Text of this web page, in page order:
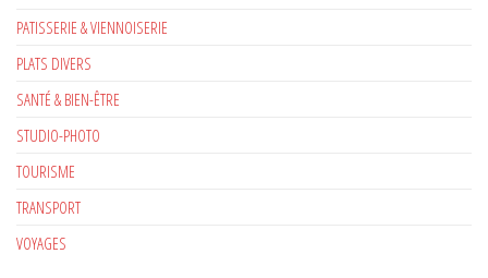
PATISSERIE & VIENNOISERIE
PLATS DIVERS
SANTÉ & BIEN-ÊTRE
STUDIO-PHOTO
TOURISME
TRANSPORT
VOYAGES